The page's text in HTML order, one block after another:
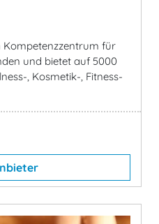
Kompetenzzentrum für
und bietet auf 5000
, Kosmetik-, Fitness-